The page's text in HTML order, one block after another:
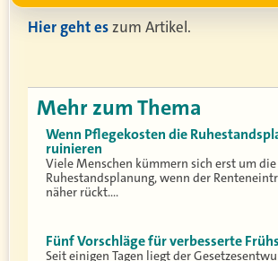
Hier geht eszum Artikel.
Mehr zum Thema
Wenn Pflegekosten die
ruinieren
Viele Menschen kümmern sich erst um
Ruhestandsplanung, wenn der
näher rückt.…
Fünf Vorschläge für verbesserte
Seit einigen Tagen liegt der